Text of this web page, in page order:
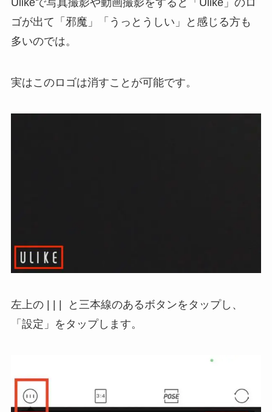
ゴが出て「邪魔」「うっとうしい」と感じる方も
多いのでは。
実はこのロゴは消すことが可能です。
左上の | | | と三本線のあるボタンをタップし、
「設定」をタップします。